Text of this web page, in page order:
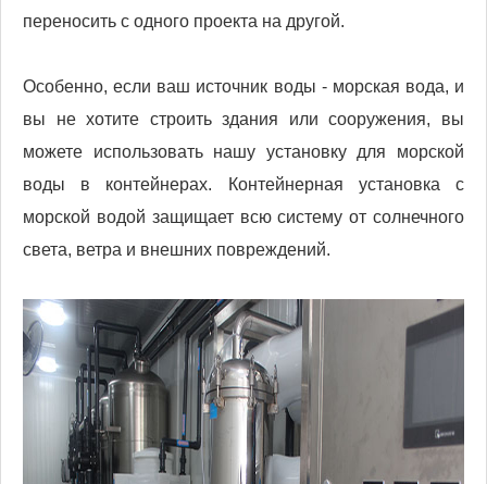
переносить с одного проекта на другой.
Особенно, если ваш источник воды - морская вода, и
вы не хотите строить здания или сооружения, вы
можете использовать нашу установку для морской
воды в контейнерах. Контейнерная установка с
морской водой защищает всю систему от солнечного
света, ветра и внешних повреждений.